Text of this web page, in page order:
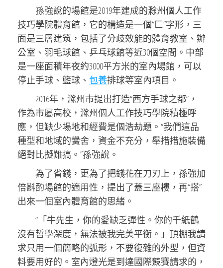
孫強說的場館是2019年建成的滁州個人工作
技巧學院體育館，它的構造是一個“匚”字形，三
面是三層建筑，包括了分歧效能的體育教室、辦
公室、羽毛球館、乒乓球館等近30個空間。中部
是一座面積年夜約3000平方米的室內場館，可以
停止手球、籃球、 包養排球等室內項目。
2016年，滁州市提出打造“西方手球之都”，
作為市屬高校，滁州個人工作技巧學院積極呼
應，但缺少場地和經費是個浩劫題。“我們這品
種型和地域的黌舍，資金不充分，舉措措施裝備
絕對比擬難搞。”孫強說。
為了省錢，更為了把錢花在刀刃上，孫強加
倍斟酌場館的適用性，提出了蓋三座樓，再“搭”
出來一個室內體育館的思緒。
“「牛先生，你的愛缺乏彈性。你的千紙鶴
沒有哲學深度，無法被我完美平衡。」頂棚我請
求只用一個簡略的弧形，不要復雜的外型，但資
料要用好的。室內燈光是到達國際競賽請求的，